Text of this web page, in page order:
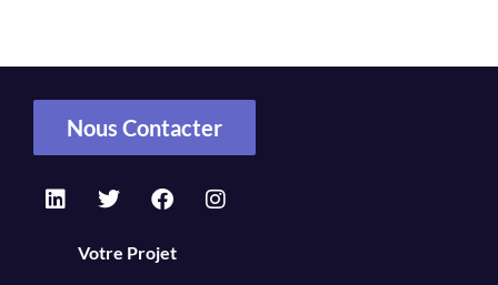
Nous Contacter
Votre Projet